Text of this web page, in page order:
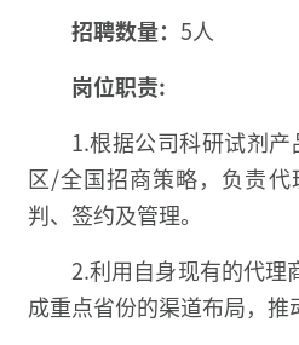
招聘数量： 5人
岗位职责:
1.根据公司科研试剂
区/全国招商策略，负责
判、签约及管理。
2.利用自身现有的代理
成重点省份的渠道布局，推